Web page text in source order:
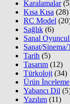
Karalamalar
Kısa Kısa (28)
RC Model
Sağlık (6)
Sanal
Sanat/
Tarih (5)
Tasarım (12)
Türkoloji (34)
Ürün İnceleme
Yabancı Dil
Yazılım (11)